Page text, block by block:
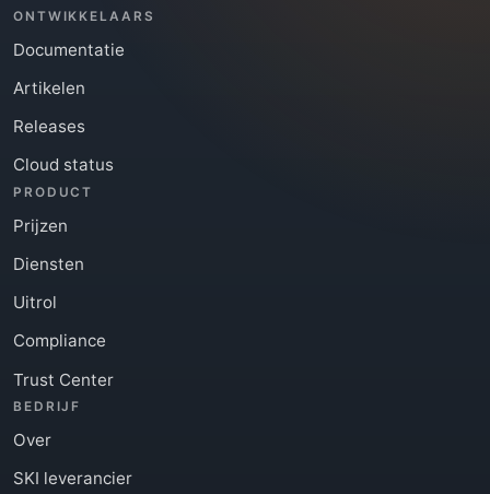
ONTWIKKELAARS
Documentatie
Artikelen
Releases
Cloud status
PRODUCT
Prijzen
Diensten
Uitrol
Compliance
Trust Center
BEDRIJF
Over
SKI leverancier